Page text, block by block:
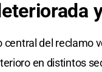
central del reclamo
en distintos